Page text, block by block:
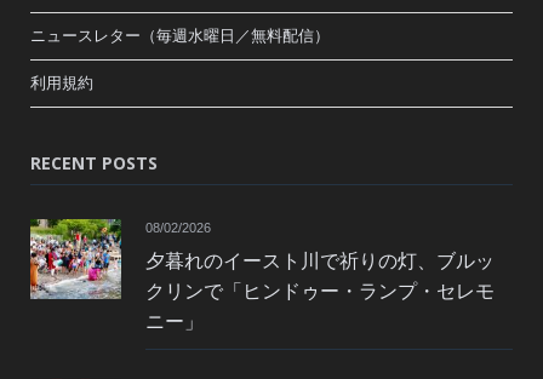
ニュースレター（毎週水曜日／無料配信）
利用規約
RECENT POSTS
08/02/2026
夕暮れのイースト川で祈りの灯、ブルッ
クリンで「ヒンドゥー・ランプ・セレモ
ニー」